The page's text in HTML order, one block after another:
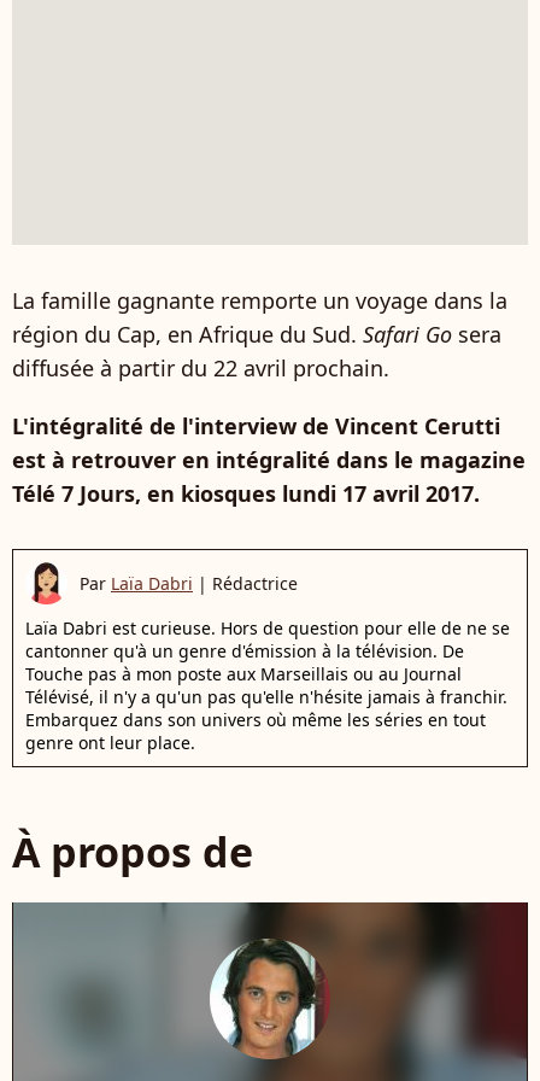
La famille gagnante remporte un voyage dans la
région du Cap, en Afrique du Sud. Safari Go sera
diffusée à partir du 22 avril prochain.
L'intégralité de l'interview de Vincent Cerutti
est à retrouver en intégralité dans le magazine
Télé 7 Jours, en kiosques lundi 17 avril 2017.
Par Laïa Dabri | Rédactrice
Laïa Dabri est curieuse. Hors de question pour elle de ne se
cantonner qu'à un genre d'émission à la télévision. De
Touche pas à mon poste aux Marseillais ou au Journal
Télévisé, il n'y a qu'un pas qu'elle n'hésite jamais à franchir.
Embarquez dans son univers où même les séries en tout
genre ont leur place.
À propos de